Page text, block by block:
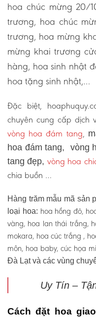
hoa chúc mừng 20/
trương, hoa chúc
trương, hoa mừng
mừng khai trương
hàng, hoa sinh nhật
hoa tặng sinh nhật,…
Đặc biệt,
chuyên cung cấp dịch
vòng hoa đám tang,
hoa đám tang, vòng
tang đẹp, vòng hoa
chia buồn …
Hàng trăm mẫu mã sản
loại hoa: hoa hồng đỏ,
vàng, hoa lan thái trắng,
mokara, hoa cúc trắng ,
môn, hoa baby, cúc họa
Đà Lạt và các vùng
Uy Tín –
Cách đặt hoa